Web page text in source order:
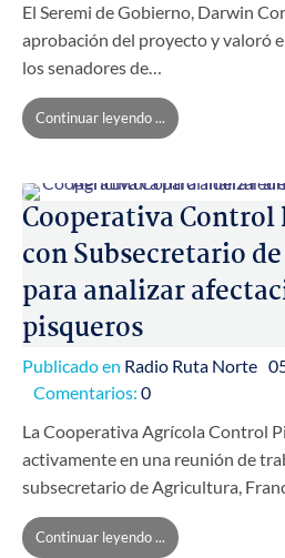
El Seremi de Gobierno, Darwin
aprobación del proyecto y valoró
los senadores de…
Continuar leyendo ...
Cooperativa
con Subsecretario
para analizar
pisqueros
Publicado en Radio Ruta Norte
Comentarios: 0
La Cooperativa Agrícola Control
activamente en una reunión de
subsecretario de Agricultura,
Continuar leyendo ...